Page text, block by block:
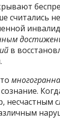
считались
в
несчастным